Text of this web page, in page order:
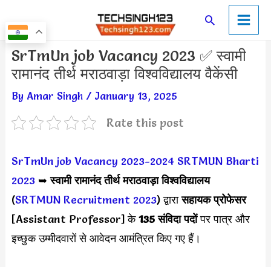
to
content
SearchMain
Menu
SrTmUn job Vacancy 2023 ✅ स्वामी
रामानंद तीर्थ मराठवाड़ा विश्वविद्यालय वैकेंसी
By Amar Singh / January 13, 2025
Rate this post
SrTmUn job Vacancy 2023-2024 SRTMUN Bharti
2023➥स्वामी रामानंद तीर्थ मराठवाड़ा विश्वविद्यालय
(SRTMUN Recruitment 2023) द्वारासहायक प्रोफेसर
[Assistant Professor] के135 संविदा पदोंपर पात्र और
इच्छुक उम्मीदवारों से आवेदन आमंत्रित किए गए हैं।
Post
navigation